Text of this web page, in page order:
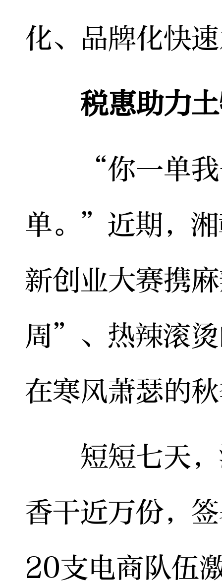
化、品牌化快
税惠助力
“你一单我
单。”近期，
新创业大赛携
周”、热辣滚
在寒风萧瑟的
短短七天，
香干近万份，
20支电商队伍